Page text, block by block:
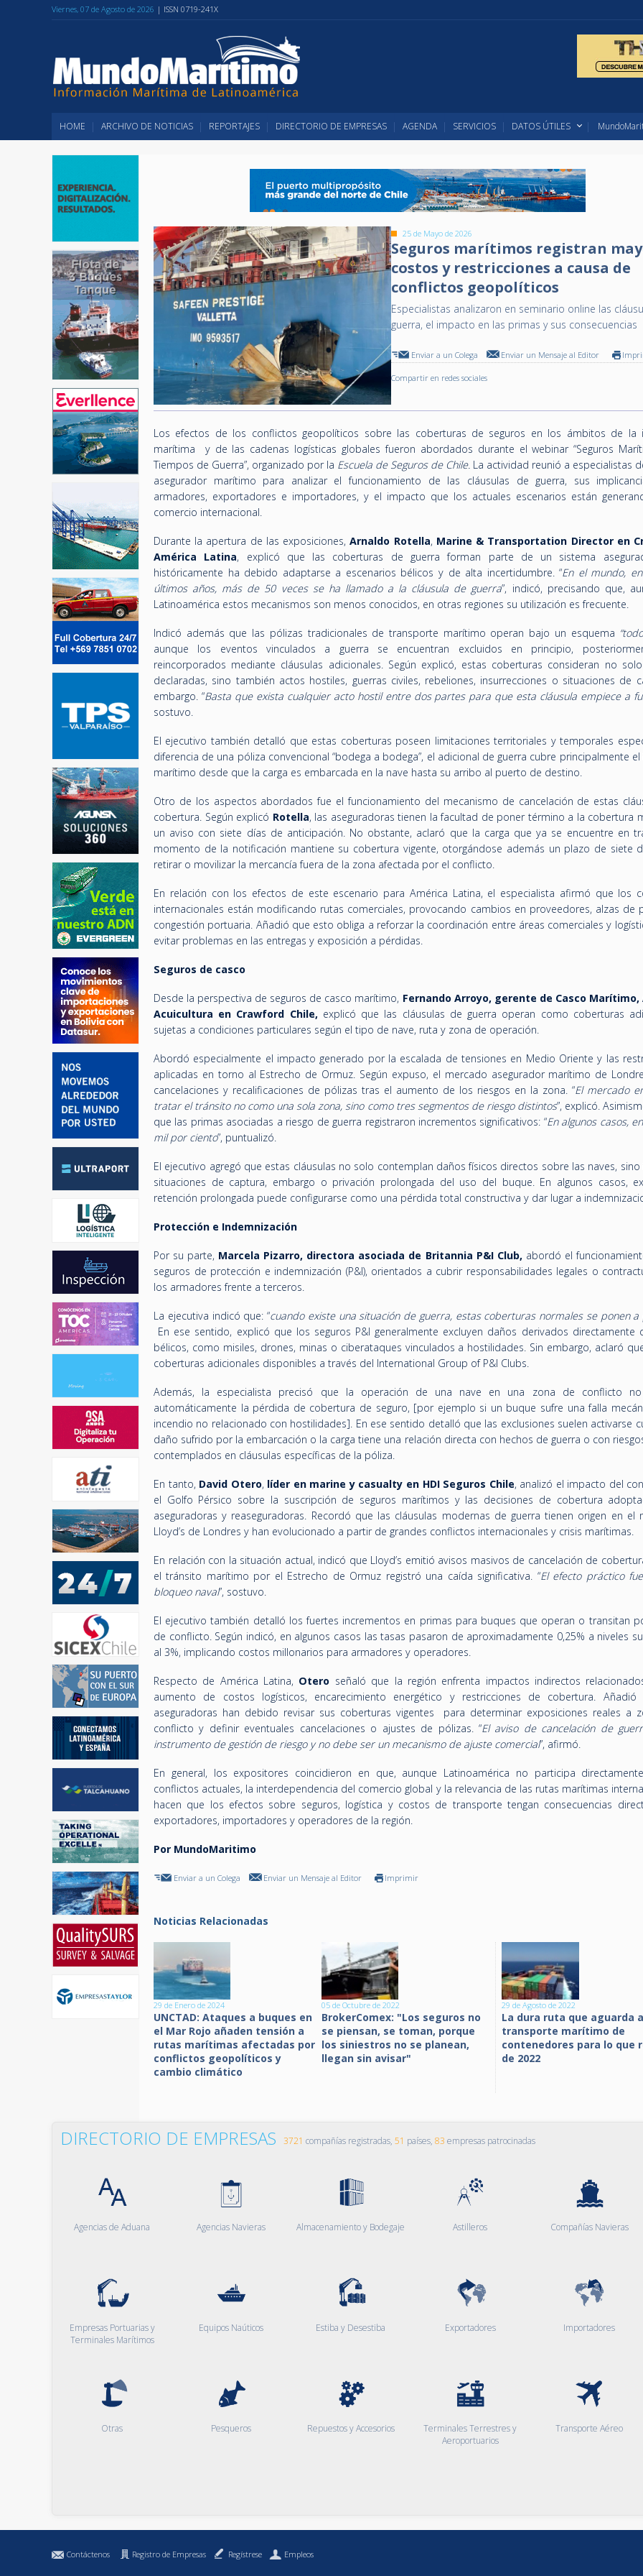
Viernes, 07 de Agosto de 2026 | ISSN 0719-241X
HOME ARCHIVO DE NOTICIAS REPORTAJES DIRECTORIO DE EMPRESAS AGENDA SERVICIOS DATOS ÚTILES
25 de Mayo de 2026
Seguros marítimos registran
costos y restricciones a causa de
conflictos geopolíticos
Especialistas analizaron en seminario online las
guerra, el impacto en las primas y sus consecuencias
Enviar a un Colega Enviar un Mensaje al Editor
Compartir en redes sociales
Los efectos de los conflictos geopolíticos sobre las coberturas de seguros en los ámbitos de la
marítima y de las cadenas logísticas globales fueron abordados durante el webinar “Seguros
Tiempos de Guerra”, organizado por la Escuela de Seguros de Chile. La actividad reunió a especialistas
asegurador marítimo para analizar el funcionamiento de las cláusulas de guerra, sus
armadores, exportadores e importadores, y el impacto que los actuales escenarios están
comercio internacional.
Durante la apertura de las exposiciones,Arnaldo Rotella, Marine & Transportation Director en
América Latina, explicó que las coberturas de guerra forman parte de un sistema
históricamente ha debido adaptarse a escenarios bélicos y de alta incertidumbre. “En el mundo,
últimos años, más de 50 veces se ha llamado a la cláusula de guerra”, indicó, precisando que,
Latinoamérica estos mecanismos son menos conocidos, en otras regiones su utilización es frecuente.
Indicó además que las pólizas tradicionales de transporte marítimo operan bajo un esquema
aunque los eventos vinculados a guerra se encuentran excluidos en principio,
reincorporados mediante cláusulas adicionales. Según explicó, estas coberturas consideran no
declaradas, sino también actos hostiles, guerras civiles, rebeliones, insurrecciones o situaciones de
embargo. “Basta que exista cualquier acto hostil entre dos partes para que esta cláusula empiece a
sostuvo.
El ejecutivo también detalló que estas coberturas poseen limitaciones territoriales y temporales
diferencia de una póliza convencional “bodega a bodega”, el adicional de guerra cubre principalmente
marítimo desde que la carga es embarcada en la nave hasta su arribo al puerto de destino.
Otro de los aspectos abordados fue el funcionamiento del mecanismo de cancelación de estas
cobertura. Según explicó Rotella, las aseguradoras tienen la facultad de poner término a la cobertura
un aviso con siete días de anticipación. No obstante, aclaró que la carga que ya se encuentre en
momento de la notificación mantiene su cobertura vigente, otorgándose además un plazo de siete
retirar o movilizar la mercancía fuera de la zona afectada por el conflicto.
En relación con los efectos de este escenario para América Latina, el especialista afirmó que los
internacionales están modificando rutas comerciales, provocando cambios en proveedores, alzas de
congestión portuaria. Añadió que esto obliga a reforzar la coordinación entre áreas comerciales y
evitar problemas en las entregas y exposición a pérdidas.
Seguros de casco
Desde la perspectiva de seguros de casco marítimo, Fernando Arroyo, gerente de Casco Marítimo,
Acuicultura en Crawford Chile,explicó que las cláusulas de guerra operan como coberturas
sujetas a condiciones particulares según el tipo de nave, ruta y zona de operación.
Abordó especialmente el impacto generado por la escalada de tensiones en Medio Oriente y las
aplicadas en torno al Estrecho de Ormuz. Según expuso, el mercado asegurador marítimo de
cancelaciones y recalificaciones de pólizas tras el aumento de los riesgos en la zona. “El mercado
tratar el tránsito no como una sola zona, sino como tres segmentos de riesgo distintos”, explicó.
que las primas asociadas a riesgo de guerra registraron incrementos significativos: “En algunos casos,
mil por ciento”, puntualizó.
El ejecutivo agregó que estas cláusulas no solo contemplan daños físicos directos sobre las naves,
situaciones de captura, embargo o privación prolongada del uso del buque. En algunos casos,
retención prolongada puede configurarse como una pérdida total constructiva y dar lugar a
Protección e Indemnización
Por su parte, Marcela Pizarro, directora asociada de Britannia P&I Club,abordó el
seguros de protección e indemnización (P&I), orientados a cubrir responsabilidades legales o
los armadores frente a terceros.
La ejecutiva indicó que: “cuando existe una situación de guerra, estas coberturas normales se ponen a
En ese sentido, explicó que los seguros P&I generalmente excluyen daños derivados directamente
bélicos, como misiles, drones, minas o ciberataques vinculados a hostilidades. Sin embargo, aclaró
coberturas adicionales disponibles a través del International Group of P&I Clubs.
Además, la especialista precisó que la operación de una nave en una zona de conflicto no
automáticamente la pérdida de cobertura de seguro, [por ejemplo si un buque sufre una falla
incendio no relacionado con hostilidades]. En ese sentido detalló que las exclusiones suelen activarse
daño sufrido por la embarcación o la carga tiene una relación directa con hechos de guerra o con
contemplados en cláusulas específicas de la póliza.
En tanto, David Otero, líder en marine y casualty en HDI Seguros Chile, analizó el impacto del
el Golfo Pérsico sobre la suscripción de seguros marítimos y las decisiones de cobertura
aseguradoras y reaseguradoras. Recordó que las cláusulas modernas de guerra tienen origen en el
Lloyd’s de Londres y han evolucionado a partir de grandes conflictos internacionales y crisis marítimas.
En relación con la situación actual, indicó que Lloyd’s emitió avisos masivos de cancelación de
el tránsito marítimo por el Estrecho de Ormuz registró una caída significativa. “El efecto práctico
bloqueo naval”, sostuvo.
El ejecutivo también detalló los fuertes incrementos en primas para buques que operan o transitan
de conflicto. Según indicó, en algunos casos las tasas pasaron de aproximadamente 0,25% a niveles
al 3%, implicando costos millonarios para armadores y operadores.
Respecto de América Latina, Otero señaló que la región enfrenta impactos indirectos
aumento de costos logísticos, encarecimiento energético y restricciones de cobertura. Añadió
aseguradoras han debido revisar sus coberturas vigentes para determinar exposiciones reales a
conflicto y definir eventuales cancelaciones o ajustes de pólizas. “El aviso de cancelación de
instrumento de gestión de riesgo y no debe ser un mecanismo de ajuste comercial”, afirmó.
En general, los expositores coincidieron en que, aunque Latinoamérica no participa
conflictos actuales, la interdependencia del comercio global y la relevancia de las rutas marítimas
hacen que los efectos sobre seguros, logística y costos de transporte tengan consecuencias
exportadores, importadores y operadores de la región.
Por MundoMaritimo
Enviar a un Colega Enviar un Mensaje al Editor Imprimir
Noticias Relacionadas
29 de Enero de 2024
UNCTAD: Ataques a buques en
el Mar Rojo añaden tensión a
rutas marítimas afectadas por
conflictos geopolíticos y
cambio climático
05 de Octubre de 2022
BrokerComex: "Los seguros no
se piensan, se toman, porque
los siniestros no se planean,
llegan sin avisar"
29 de Agosto de 2022
La dura ruta que aguarda
transporte marítimo de
contenedores para lo que
de 2022
DIRECTORIO DE EMPRESAS 3721 compañías registradas, 51 países, 83 empresas patrocinadas
Agencias de Aduana Agencias Navieras Almacenamiento y Bodegaje Astilleros Compañías Navieras
Empresas Portuarias y
Terminales Marítimos
Equipos Naúticos Estiba y Desestiba Exportadores Importadores
Otras Pesqueros Repuestos y Accesorios
Terminales Terrestres y
Aeroportuarios
Transporte Aéreo
Contáctenos Registro de Empresas Regístrese Empleos